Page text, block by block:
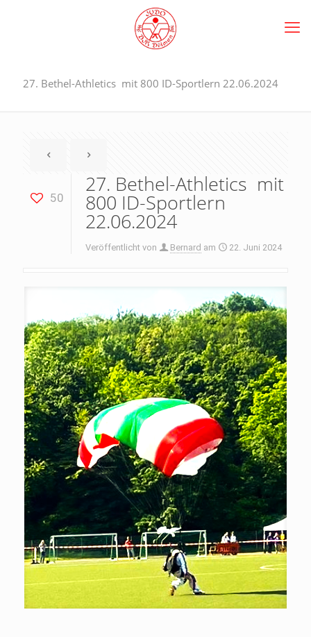
27. Bethel-Athletics mit 800 ID-Sportlern 22.06.2024
50
27. Bethel-Athletics mit
800 ID-Sportlern
22.06.2024
Veröffentlicht von Bernard am 22. Juni 2024